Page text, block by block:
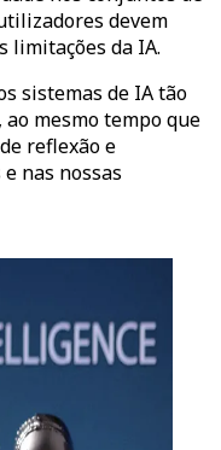
devem
limitações da IA.
sistemas de IA tão
mesmo tempo que
reflexão e
nas nossas